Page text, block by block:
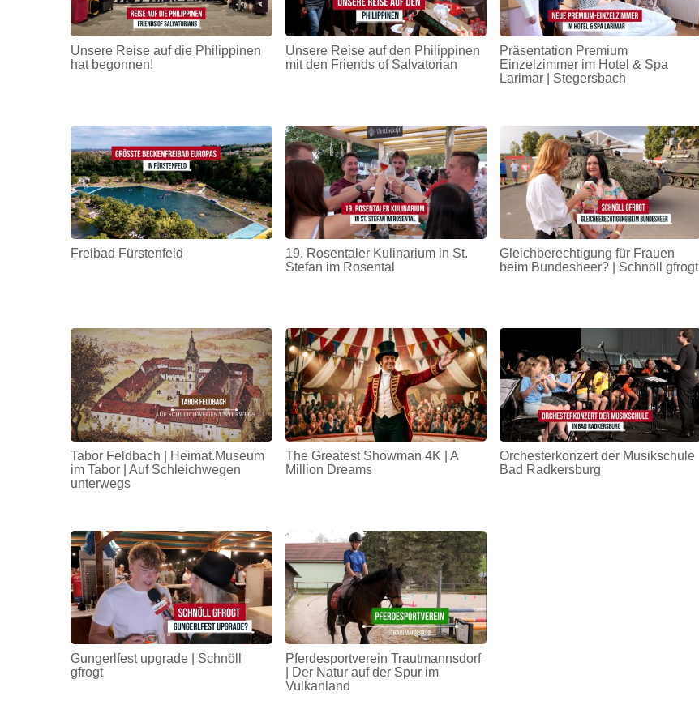
Unsere Reise auf die Philippinen
hat begonnen!
Unsere Reise auf den Philippinen
mit den Friends of Salvatorian
Präsentation Premium
Einzelzimmer im Hotel & Spa
Larimar | Stegersbach
Freibad Fürstenfeld
19. Rosentaler Kulinarium in St.
Stefan im Rosental
Gleichberechtigung für Frauen
beim Bundesheer? | Schnöll gfrogt
Tabor Feldbach | Heimat.Museum
im Tabor | Auf Schleichwegen
unterwegs
The Greatest Showman 4K | A
Million Dreams
Orchesterkonzert der Musikschule
Bad Radkersburg
Gungerlfest upgrade | Schnöll
gfrogt
Pferdesportverein Trautmannsdorf
| Der Natur auf der Spur im
Vulkanland